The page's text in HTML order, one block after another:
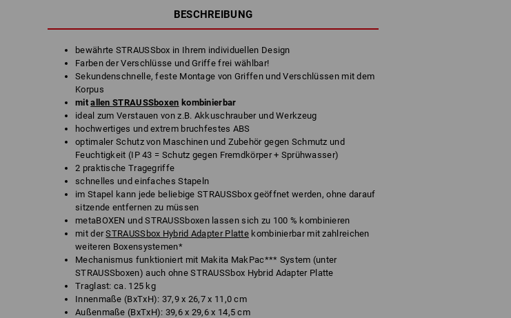
BESCHREIBUNG
bewährte STRAUSSbox in Ihrem individuellen Design
Farben der Verschlüsse und Griffe frei wählbar!
Sekundenschnelle, feste Montage von Griffen und Verschlüssen mit dem
Korpus
mitallen STRAUSSboxen kombinierbar
ideal zum Verstauen von z.B. Akkuschrauber und Werkzeug
hochwertiges und extrem bruchfestes ABS
optimaler Schutz von Maschinen und Zubehör gegen Schmutz und
Feuchtigkeit (IP 43 = Schutz gegen Fremdkörper + Sprühwasser)
2 praktische Tragegriffe
schnelles und einfaches Stapeln
im Stapel kann jede beliebige STRAUSSbox geöffnet werden, ohne darauf
sitzende entfernen zu müssen
metaBOXEN und STRAUSSboxen lassen sich zu 100 % kombinieren
mit derSTRAUSSbox Hybrid Adapter Platte kombinierbar mit zahlreichen
weiteren Boxensystemen*
Mechanismus funktioniert mit Makita MakPac*** System (unter
STRAUSSboxen) auch ohne STRAUSSbox Hybrid Adapter Platte
Traglast: ca. 125 kg
Innenmaße (BxTxH): 37,9 x 26,7 x 11,0 cm
Außenmaße (BxTxH): 39,6 x 29,6 x 14,5 cm